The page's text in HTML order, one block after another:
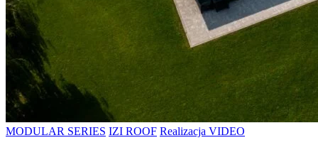
MODULAR SERIES IZI ROOF Realizacja VIDEO